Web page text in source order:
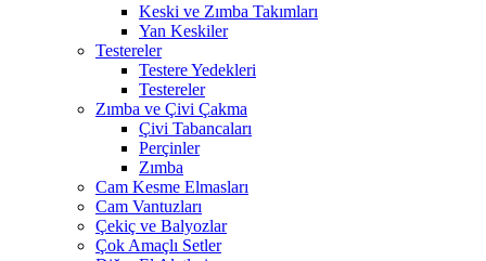
Keski ve Zımba Takımları
Yan Keskiler
Testereler
Testere Yedekleri
Testereler
Zımba ve Çivi Çakma
Çivi Tabancaları
Perçinler
Zımba
Cam Kesme Elmasları
Cam Vantuzları
Çekiç ve Balyozlar
Çok Amaçlı Setler